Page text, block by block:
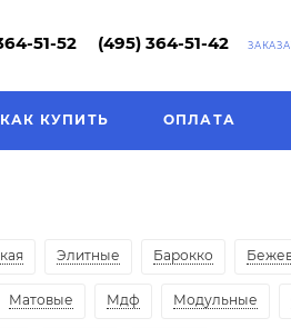
51-52 (495) 364-51-42
КАК КУПИТЬ ОПЛАТА
Элитные Барокко
Матовые Мдф Модульные